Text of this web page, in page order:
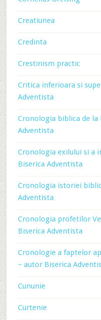
Creatiunea
Credinta
Crestinism practic
Critica inferioara si
Adventista
Cronologia biblica de la
Adventista
Cronologia exilului si a
Biserica Adventista
Cronologia istoriei
Adventista
Cronologia profetilor
Biserica Adventista
Cronologie a faptelor
– autor Biserica
Cununie
Curtenie